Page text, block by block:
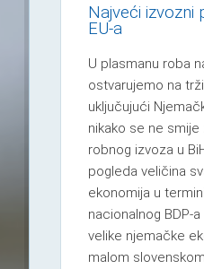
Najveći izvozni
EU-a
U plasmanu roba
ostvarujemo na
uključujući
nikako se ne
robnog izvoza u
pogleda veličina
ekonomija u
nacionalnog BDP-
velike njemačke
malom